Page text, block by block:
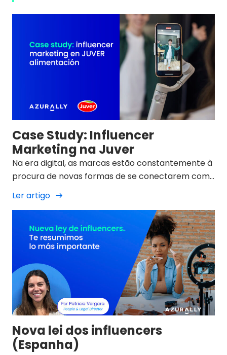
Case Study: Influencer
Marketing na Juver
Na era digital, as marcas estão constantemente à
procura de novas formas de se conectarem com
Azurally, um dos serviços que oferecemos é a
estratégia de Influencer Marketing, um recurso
cada vez mais valorizado pela sua capacidade de
gerar uma ligação direta entre marcas e
Ler artigo
Nova lei dos influencers
(Espanha)